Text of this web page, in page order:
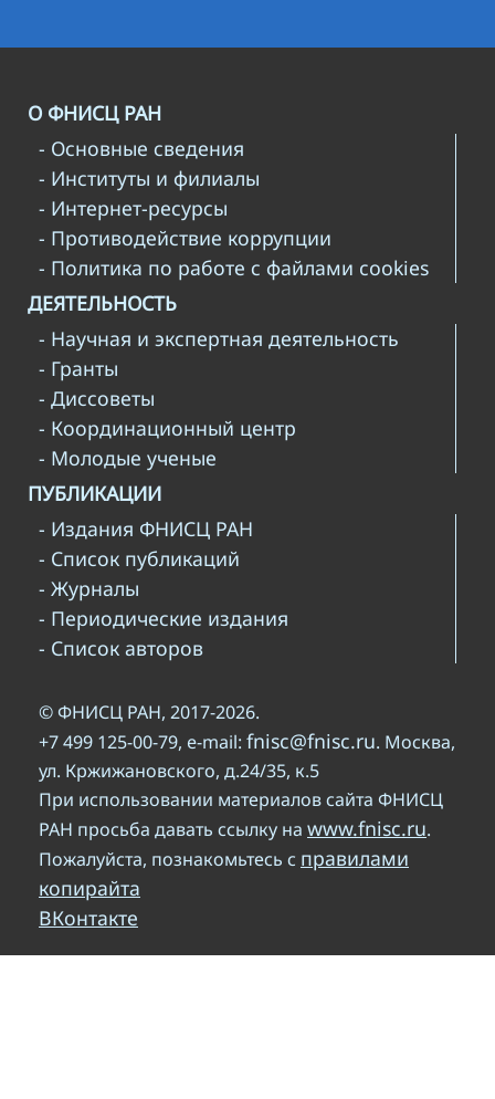
О ФНИСЦ РАН
- Основные сведения
- Институты и филиалы
- Интернет-ресурсы
- Противодействие коррупции
- Политика по работе с файлами cookies
ДЕЯТЕЛЬНОСТЬ
- Научная и экспертная деятельность
- Гранты
- Диссоветы
- Координационный центр
- Молодые ученые
ПУБЛИКАЦИИ
- Издания ФНИСЦ РАН
- Список публикаций
- Журналы
- Периодические издания
- Список авторов
© ФНИСЦ РАН, 2017-2026.
+7 499 125-00-79, e-mail: fnisc@fnisc.ru. Москва,
ул. Кржижановского, д.24/35, к.5
При использовании материалов сайта ФНИСЦ
РАН просьба давать ссылку на www.fnisc.ru.
Пожалуйста, познакомьтесь с правилами
копирайта
ВКонтакте